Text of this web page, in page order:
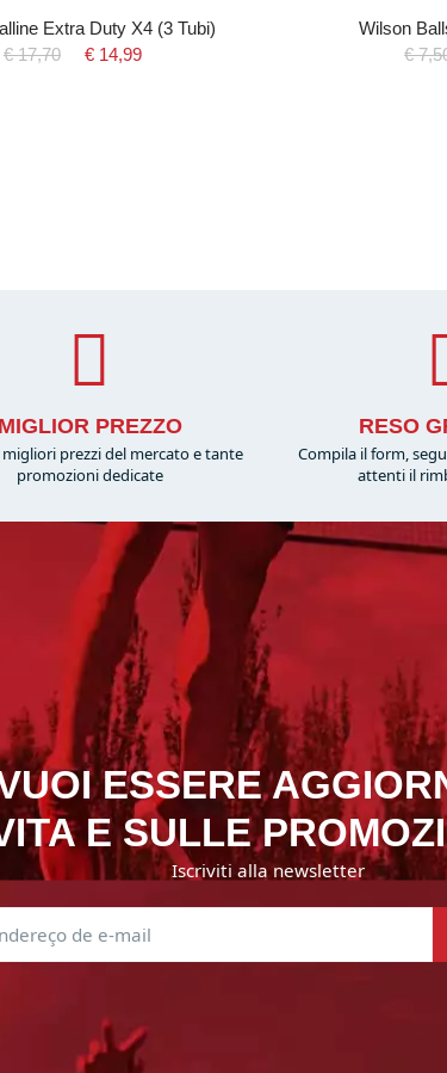
Extra Duty X4 (3 Tubi)
€ 17,70
€ 14,99
Wilson
€
MIGLIOR PREZZO
migliori prezzi del mercato e tante
promozioni dedicate
RESO
Compila il form,
attenti il
ESSERE
E SULLE
Iscriviti alla newsletter